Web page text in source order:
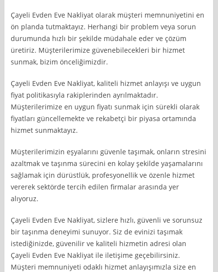
Çayeli Evden Eve Nakliyat olarak müşteri memnuniyetini en
ön planda tutmaktayız. Herhangi bir problem veya sorun
durumunda hızlı bir şekilde müdahale eder ve çözüm
üretiriz. Müşterilerimize güvenebilecekleri bir hizmet
sunmak, bizim önceliğimizdir.
Çayeli Evden Eve Nakliyat, kaliteli hizmet anlayışı ve uygun
fiyat politikasıyla rakiplerinden ayrılmaktadır.
Müşterilerimize en uygun fiyatı sunmak için sürekli olarak
fiyatları güncellemekte ve rekabetçi bir piyasa ortamında
hizmet sunmaktayız.
Müşterilerimizin eşyalarını güvenle taşımak, onların stresini
azaltmak ve taşınma sürecini en kolay şekilde yaşamalarını
sağlamak için dürüstlük, profesyonellik ve özenle hizmet
vererek sektörde tercih edilen firmalar arasında yer
alıyoruz.
Çayeli Evden Eve Nakliyat, sizlere hızlı, güvenli ve sorunsuz
bir taşınma deneyimi sunuyor. Siz de evinizi taşımak
istediğinizde, güvenilir ve kaliteli hizmetin adresi olan
Çayeli Evden Eve Nakliyat ile iletişime geçebilirsiniz.
Müşteri memnuniyeti odaklı hizmet anlayışımızla size en